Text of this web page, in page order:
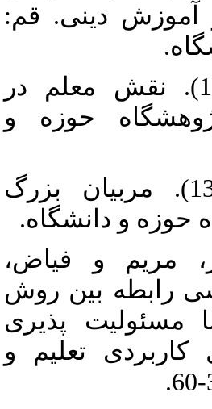
آموزش دینی. قم:
8. داودی، محمد.(1390). نقش معلم در
حوزه و
9. رفیعی، بهروز.(1398). مربیان بزرگ
حوزه و دانشگاه.
مریم و فیاض،
بررسی رابطه بین روش
مسئولیت پذیری
تعلیم و